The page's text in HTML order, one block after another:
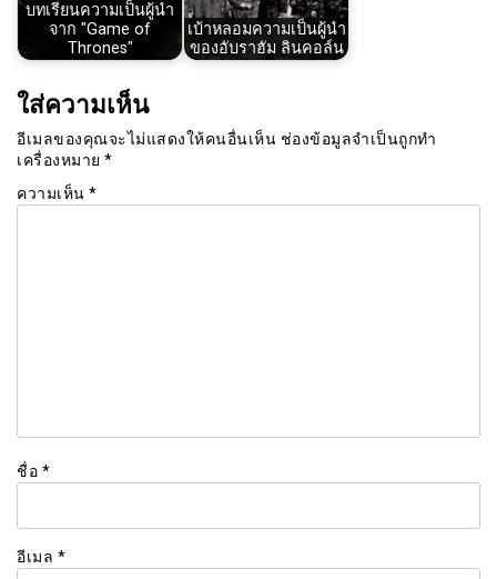
บทเรียนความเป็นผู้นำ
จาก "Game of
Thrones"
เบ้าหลอมความเป็นผู้นำ
ของอับราฮัม ลินคอล์น
ใส่ความเห็น
อีเมลของคุณจะไม่แสดงให้คนอื่นเห็น ช่องข้อมูลจำเป็นถูกทำ
เครื่องหมาย *
ความเห็น *
ชื่อ *
อีเมล *